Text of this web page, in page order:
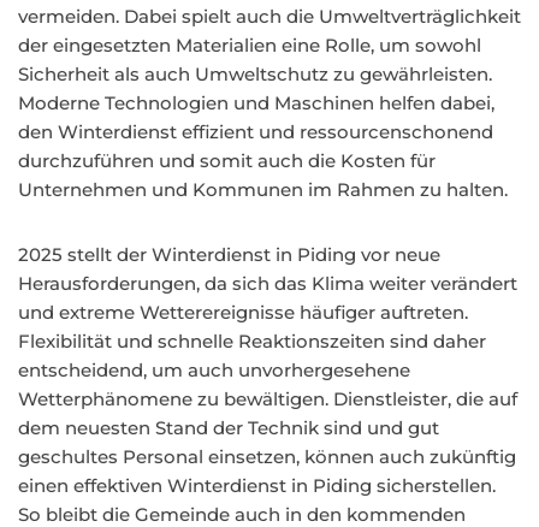
vermeiden. Dabei spielt auch die Umweltverträglichkeit
der eingesetzten Materialien eine Rolle, um sowohl
Sicherheit als auch Umweltschutz zu gewährleisten.
Moderne Technologien und Maschinen helfen dabei,
den Winterdienst effizient und ressourcenschonend
durchzuführen und somit auch die Kosten für
Unternehmen und Kommunen im Rahmen zu halten.
2025 stellt der Winterdienst in Piding vor neue
Herausforderungen, da sich das Klima weiter verändert
und extreme Wetterereignisse häufiger auftreten.
Flexibilität und schnelle Reaktionszeiten sind daher
entscheidend, um auch unvorhergesehene
Wetterphänomene zu bewältigen. Dienstleister, die auf
dem neuesten Stand der Technik sind und gut
geschultes Personal einsetzen, können auch zukünftig
einen effektiven Winterdienst in Piding sicherstellen.
So bleibt die Gemeinde auch in den kommenden